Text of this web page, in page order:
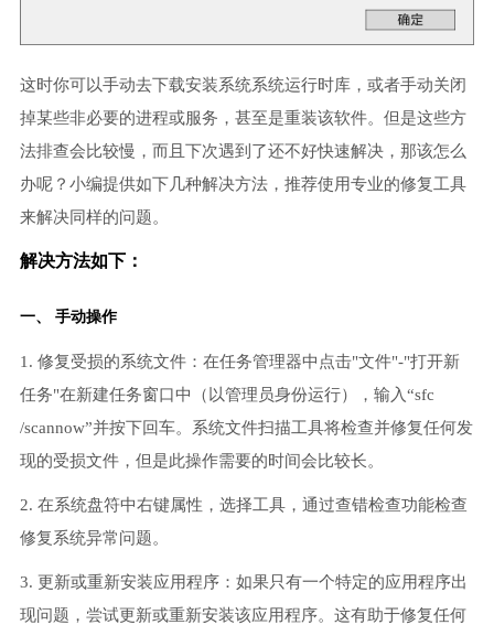
这时你可以手动去下载安装系统系统运行时库，或者手动关闭
掉某些非必要的进程或服务，甚至是重装该软件。但是这些方
法排查会比较慢，而且下次遇到了还不好快速解决，那该怎么
办呢？小编提供如下几种解决方法，推荐使用专业的修复工具
来解决同样的问题。
解决方法如下：
一、 手动操作
1. 修复受损的系统文件：在任务管理器中点击"文件"-"打开新
任务"在新建任务窗口中（以管理员身份运行），输入“sfc
/scannow”并按下回车。系统文件扫描工具将检查并修复任何发
现的受损文件，但是此操作需要的时间会比较长。
2. 在系统盘符中右键属性，选择工具，通过查错检查功能检查
修复系统异常问题。
3. 更新或重新安装应用程序：如果只有一个特定的应用程序出
现问题，尝试更新或重新安装该应用程序。这有助于修复任何